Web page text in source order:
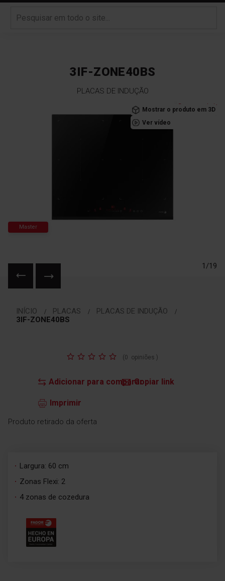
3IF-ZONE40BS
PLACAS DE INDUÇÃO
Mostrar o produto em 3D
Ver vídeo
1/19
Recomendado
Master
INÍCIO PLACAS
PLACAS DE INDUÇÃO
3IF-ZONE40BS
Adicionar para compararCopiar link
Imprimir
Produto retirado da oferta
Classificação: (0 opiniões )
Largura: 60 cm
Zonas Flexi: 2
4 zonas de cozedura